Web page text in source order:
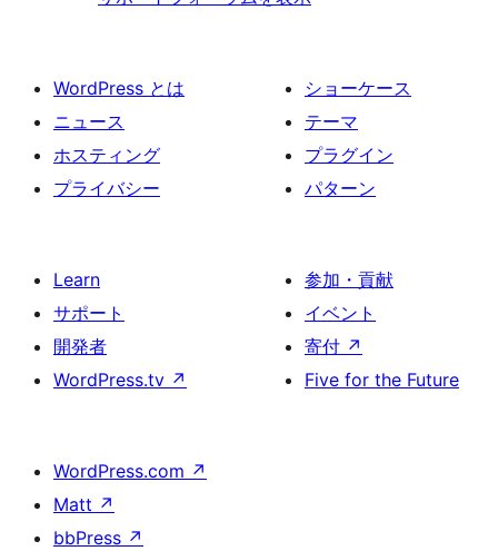
WordPress とは
ニュース
ホスティング
プライバシー
ショーケース
テーマ
プラグイン
パターン
Learn
サポート
開発者
WordPress.tv ↗
参加・貢献
イベント
寄付 ↗
Five for the Future
WordPress.com ↗
Matt ↗
bbPress ↗